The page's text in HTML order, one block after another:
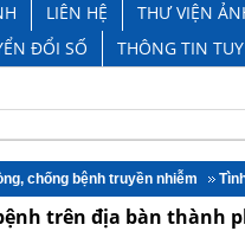
LIÊN HỆ
THƯ VIỆN
ĐỔI SỐ
THÔNG TIN
chống bệnh truyền nhiễm
trên địa bàn thành